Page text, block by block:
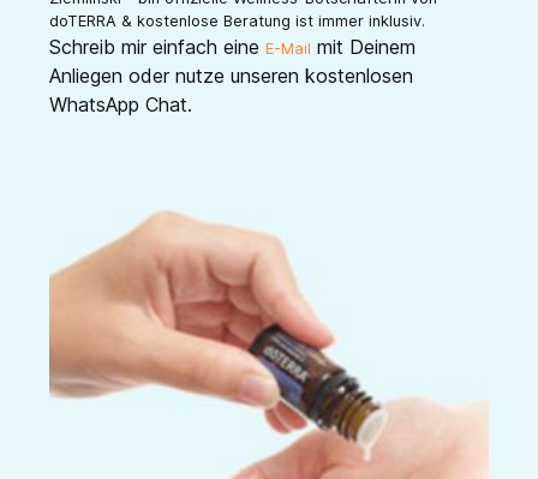
doTERRA & kostenlose Beratung ist immer inklusiv.
Schreib mir einfach eine E-Mail mit Deinem
Anliegen oder nutze unseren kostenlosen
WhatsApp Chat.